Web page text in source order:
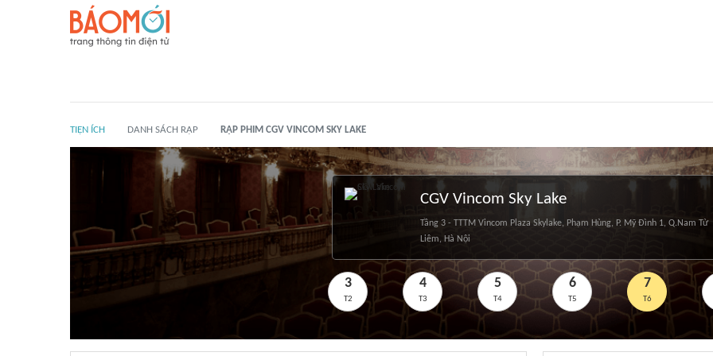
TIỆN ÍCH DANH SÁCH RẠP RẠP PHIM CGV VINCOM SKY LAKE
CGV Vincom Sky Lake
Tầng 3 - TTTM Vincom Plaza Skylake, Phạm Hùng, P. Mỹ Đình 1, Q.Nam Từ
Liêm, Hà Nội
3
T2
4
T3
5
T4
6
T5
7
T6